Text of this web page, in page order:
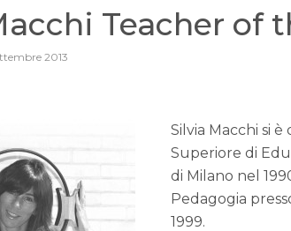
Teacher of
2013
Silvia Macchi si
Superiore di
di Milano nel
Pedagogia
1999.